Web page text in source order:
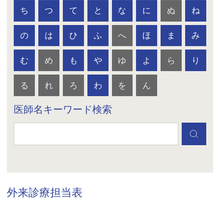
ち つ て と な に ぬ ね
の は ひ ふ へ ほ ま み
む め も や ゆ よ ら り
る れ ろ わ を ん
医師名キーワード検索
外来診療担当表